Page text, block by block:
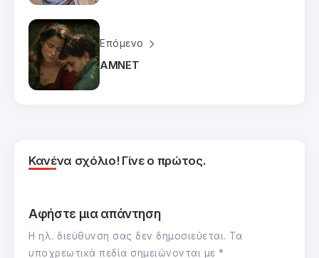
Επόμενο
ΑΜΝΕΤ
Κανένα σχόλιο! Γίνε ο πρώτος.
Αφήστε μια απάντηση
Η ηλ. διεύθυνση σας δεν δημοσιεύεται. Τα
υποχρεωτικά πεδία σημειώνονται με *